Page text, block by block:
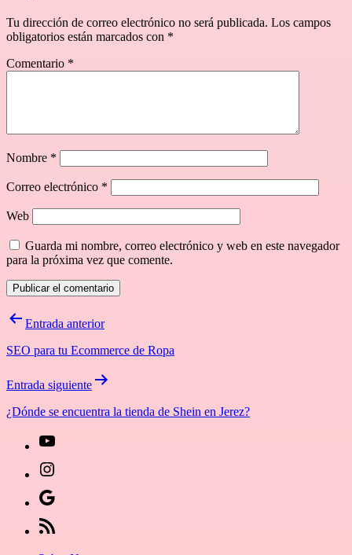
Tu dirección de correo electrónico no será publicada. Los campos
obligatorios están marcados con *
Comentario *
Nombre *
Correo electrónico *
Web
Guarda mi nombre, correo electrónico y web en este navegador
para la próxima vez que comente.
Navegación
entradas
Entrada anterior
SEO para tu Ecommerce de Ropa
Entrada siguiente
¿Dónde se encuentra la tienda de Shein en Jerez?